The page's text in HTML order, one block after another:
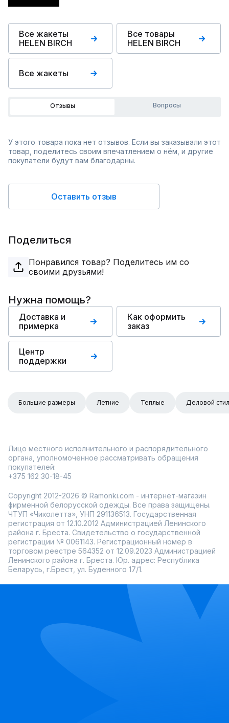
Все жакеты
HELEN BIRCH
Все товары
HELEN BIRCH
Все жакеты
Отзывы Вопросы
У этого товара пока нет отзывов. Если вы заказывали этот
товар, поделитесь своим впечатлением о нём, и другие
покупатели будут вам благодарны.
Оставить отзыв
Поделиться
Понравился товар? Поделитесь им со
своими друзьями!
Нужна помощь?
Доставка и
примерка
Как оформить
заказ
Центр
поддержки
Большие размеры Летние Теплые Деловой
Лицо местного исполнительного и распорядительного
органа, уполномоченное рассматривать обращения
покупателей:
+375 162 30-18-45
Copyright 2012-2026 © Ramonki.com - интернет-магазин
фирменной белорусской одежды. Все права защищены.
ЧТУП «Чиколетта», УНП 291136513. Государственная
регистрация от 12.10.2012 Администрацией Ленинского
района г. Бреста. Свидетельство о государственной
регистрации № 0061143. Регистрационный номер в
торговом реестре 564352 от 12.09.2023 Администрацией
Ленинского района г. Бреста. Юр. адрес: Республика
Беларусь, г.Брест, ул. Буденного 17/1.